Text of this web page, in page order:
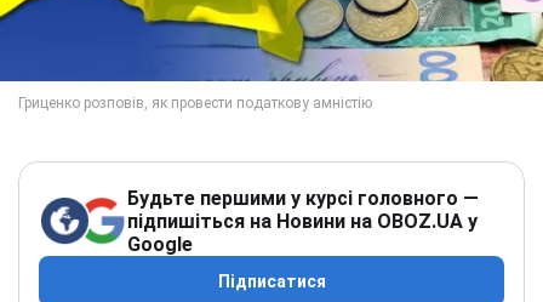
Будьте першими у курсі головного —
підпишіться на Новини на OBOZ.UA у
Google
Підписатися